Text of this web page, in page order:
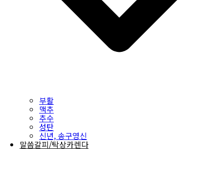
부활
맥추
추수
성탄
신년, 송구영신
말씀갈피/탁상카렌다